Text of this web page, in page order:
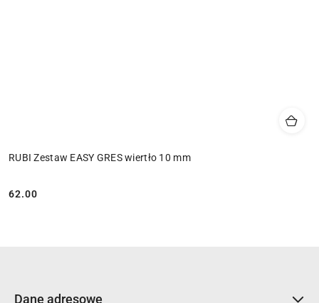
RUBI Zestaw EASY GRES wiertło 10 mm
Cena:
62.00
Dane adresowe